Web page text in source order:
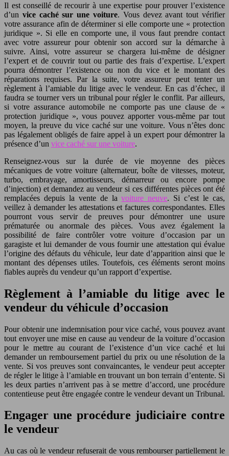
Il est conseillé de recourir à une expertise pour prouver l’existence
d’un vice caché sur une voiture. Vous devez avant tout vérifier
votre assurance afin de déterminer si elle comporte une « protection
juridique ». Si elle en comporte une, il vous faut prendre contact
avec votre assureur pour obtenir son accord sur la démarche à
suivre. Ainsi, votre assureur se chargera lui-même de désigner
l’expert et de couvrir tout ou partie des frais d’expertise. L’expert
pourra démontrer l’existence ou non du vice et le montant des
réparations requises. Par la suite, votre assureur peut tenter un
règlement à l’amiable du litige avec le vendeur. En cas d’échec, il
faudra se tourner vers un tribunal pour régler le conflit. Par ailleurs,
si votre assurance automobile ne comporte pas une clause de «
protection juridique », vous pouvez apporter vous-même par tout
moyen, la preuve du vice caché sur une voiture. Vous n’êtes donc
pas légalement obligés de faire appel à un expert pour démontrer la
présence d’un vice caché sur une voiture.
Renseignez-vous sur la durée de vie moyenne des pièces
mécaniques de votre voiture (alternateur, boîte de vitesses, moteur,
turbo, embrayage, amortisseurs, démarreur ou encore pompe
d’injection) et demandez au vendeur si ces différentes pièces ont été
remplacées depuis la vente de lavoiture neuve. Si c’est le cas,
veillez à demander les attestations et factures correspondantes. Elles
pourront vous servir de preuves pour démontrer une usure
prématurée ou anormale des pièces. Vous avez également la
possibilité de faire contrôler votre voiture d’occasion par un
garagiste et lui demander de vous fournir une attestation qui évalue
l’origine des défauts du véhicule, leur date d’apparition ainsi que le
montant des dépenses utiles. Toutefois, ces éléments seront moins
fiables auprès du vendeur qu’un rapport d’expertise.
Règlement à l’amiable du litige avec le
vendeur du véhicule d’occasion
Pour obtenir une indemnisation pour vice caché, vous pouvez avant
tout envoyer une mise en cause au vendeur de la voiture d’occasion
pour le mettre au courant de l’existence d’un vice caché et lui
demander un remboursement partiel du prix ou une résolution de la
vente. Si vos preuves sont convaincantes, le vendeur peut accepter
de régler le litige à l’amiable en trouvant un bon terrain d’entente. Si
les deux parties n’arrivent pas à se mettre d’accord, une procédure
contentieuse peut être engagée contre le vendeur devant un Tribunal.
Engager une procédure judiciaire contre
le vendeur
Au cas où le vendeur refuserait de vous rembourser partiellement le